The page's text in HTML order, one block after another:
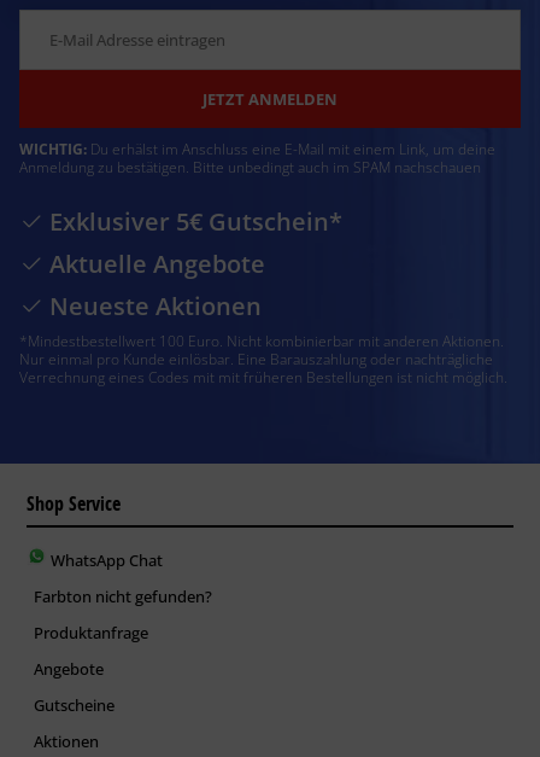
JETZT ANMELDEN
WICHTIG: Du erhälst im Anschluss eine E-Mail mit einem Link, um deine
Anmeldung zu bestätigen. Bitte unbedingt auch im SPAM nachschauen
Exklusiver 5€ Gutschein*
Aktuelle Angebote
Neueste Aktionen
*Mindestbestellwert 100 Euro. Nicht kombinierbar mit anderen Aktionen.
Nur einmal pro Kunde einlösbar. Eine Barauszahlung oder nachträgliche
Verrechnung eines Codes mit mit früheren Bestellungen ist nicht möglich.
Shop Service
WhatsApp Chat
Farbton nicht gefunden?
Produktanfrage
Angebote
Gutscheine
Aktionen